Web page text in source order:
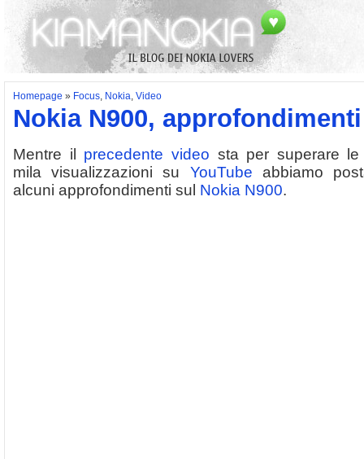
Homepage » Focus, Nokia, Video
Nokia N900,
Mentre il precedente video sta per superare
mila visualizzazioni su YouTube abbiamo
alcuni approfondimenti sul Nokia N900.